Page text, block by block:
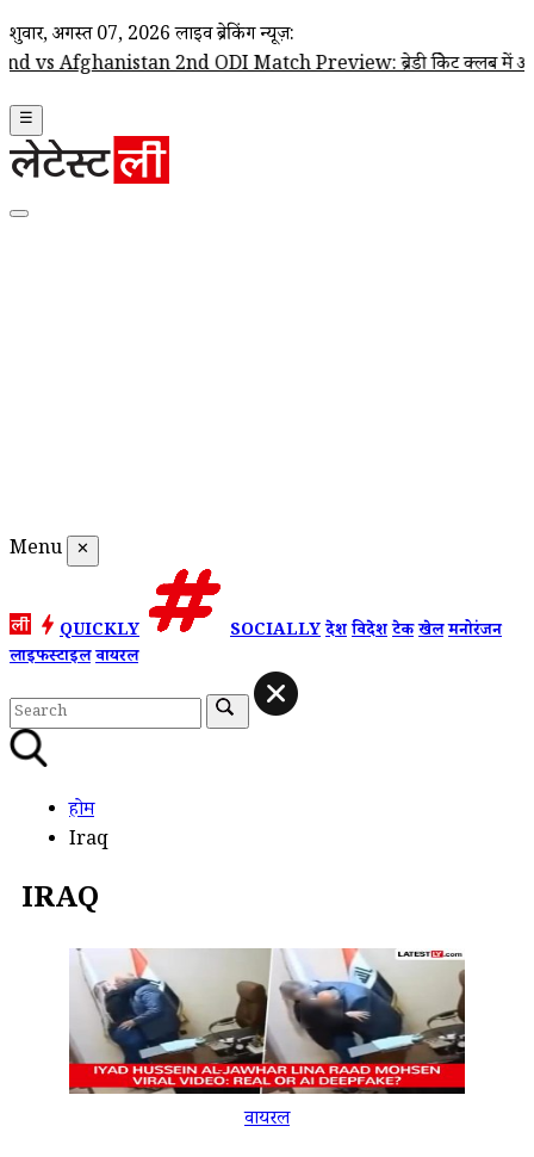
शुक्रवार, अगस्त 07, 2026 लाइव ब्रेकिंग न्यूज़:
2nd ODI Match Preview: ब्रेडी क्रिकेट क्लब में आज खेला जाएगा
☰
Menu ✕
QUICKLY SOCIALLYदेशविदेशटेकखेलमनोरंजन
लाइफस्टाइलवायरल
होम
Iraq
IRAQ
वायरल